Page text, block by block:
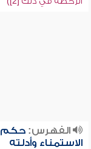
الفهرس:حكم
الاستمناء وأدلته